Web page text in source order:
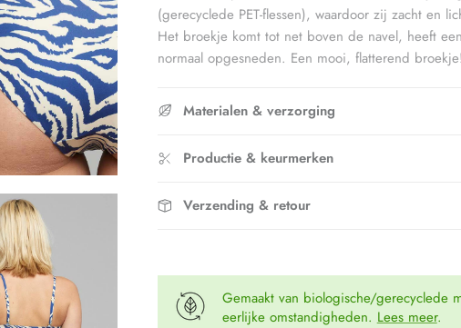
(gerecyclede PET-flessen), waardoor zij zacht en
Het broekje komt tot net boven de navel, heeft
normaal opgesneden. Een mooi, flatterend broekje!
Materialen & verzorging
Productie & keurmerken
Verzending & retour
Gemaakt van biologische/gerecyclede
eerlijke omstandigheden. Lees meer.